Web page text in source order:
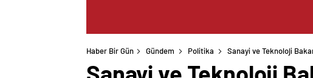
Haber Bir Gün Gündem Politika Sanayi ve Teknoloji